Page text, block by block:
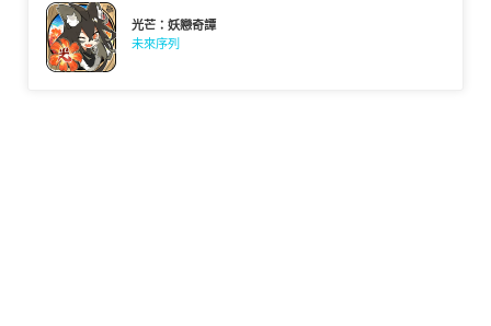
光芒：妖戀奇譚
未來序列